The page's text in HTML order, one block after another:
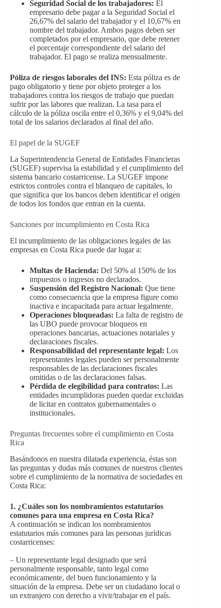
Seguridad Social de los trabajadores: El
empresario debe pagar a la Seguridad Social el
26,67% del salario del trabajador y el 10,67% en
nombre del trabajador. Ambos pagos deben ser
completados por el empresario, que debe retener
el porcentaje correspondiente del salario del
trabajador. El pago se realiza mensualmente.
Póliza de riesgos laborales del INS: Esta póliza es de
pago obligatorio y tiene por objeto proteger a los
trabajadores contra los riesgos de trabajo que puedan
sufrir por las labores que realizan. La tasa para el
cálculo de la póliza oscila entre el 0,36% y el 9,04% del
total de los salarios declarados al final del año.
El papel de la SUGEF
La Superintendencia General de Entidades Financieras
(SUGEF) supervisa la estabilidad y el cumplimiento del
sistema bancario costarricense. La SUGEF impone
estrictos controles contra el blanqueo de capitales, lo
que significa que los bancos deben identificar el origen
de todos los fondos que entran en la cuenta.
Sanciones por incumplimiento en Costa Rica
El incumplimiento de las obligaciones legales de las
empresas en Costa Rica puede dar lugar a:
Multas de Hacienda: Del 50% al 150% de los
impuestos o ingresos no declarados.
Suspensión del Registro Nacional: Que tiene
como consecuencia que la empresa figure como
inactiva e incapacitada para actuar legalmente.
Operaciones bloqueadas: La falta de registro de
las UBO puede provocar bloqueos en
operaciones bancarias, actuaciones notariales y
declaraciones fiscales.
Responsabilidad del representante legal: Los
representantes legales pueden ser personalmente
responsables de las declaraciones fiscales
omitidas o de las declaraciones falsas.
Pérdida de elegibilidad para contratos: Las
entidades incumplidoras pueden quedar excluidas
de licitar en contratos gubernamentales o
institucionales.
Preguntas frecuentes sobre el cumplimiento en Costa
Rica
Basándonos en nuestra dilatada experiencia, éstas son
las preguntas y dudas más comunes de nuestros clientes
sobre el cumplimiento de la normativa de sociedades en
Costa Rica:
1. ¿Cuáles son los nombramientos estatutarios
comunes para una empresa en Costa Rica?
A continuación se indican los nombramientos
estatutarios más comunes para las personas jurídicas
costarricenses:
– Un representante legal designado que será
personalmente responsable, tanto legal como
económicamente, del buen funcionamiento y la
situación de la empresa. Debe ser un ciudadano local o
un extranjero con derecho a vivir/trabajar en el país.